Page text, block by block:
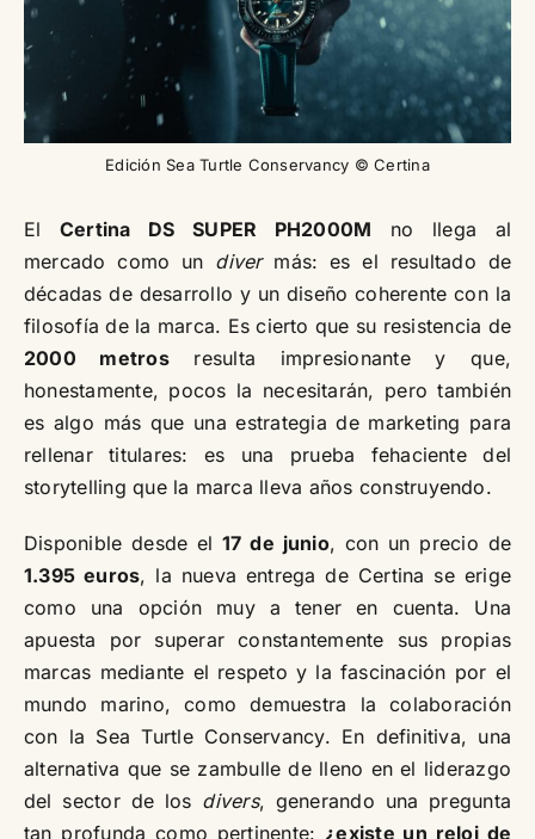
Edición Sea Turtle Conservancy © Certina
El Certina DS SUPER PH2000M no llega al
mercado como un divermás: es el resultado de
décadas de desarrollo y un diseño coherente con la
filosofía de la marca. Es cierto que su resistencia de
2000 metrosresulta impresionante y que,
honestamente, pocos la necesitarán, pero también
es algo más que una estrategia de marketing para
rellenar titulares: es una prueba fehaciente del
storytelling que la marca lleva años construyendo.
Disponible desde el17 de junio, con un precio de
1.395 euros, la nueva entrega de Certina se erige
como una opción muy a tener en cuenta. Una
apuesta por superar constantemente sus propias
marcas mediante el respeto y la fascinación por el
mundo marino, como demuestra la colaboración
con la Sea Turtle Conservancy. En definitiva, una
alternativa que se zambulle de lleno en el liderazgo
del sector de los divers, generando una pregunta
tan profunda como pertinente: ¿existe un reloj de